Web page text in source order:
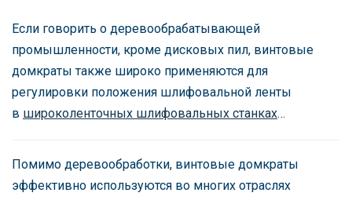
Если говорить о деревообрабатывающей
промышленности, кроме дисковых пил, винтовые
домкраты также широко применяются для
регулировки положения шлифовальной ленты
в широколенточных шлифовальных станках…
Помимо деревообработки, винтовые домкраты
эффективно используются во многих отраслях